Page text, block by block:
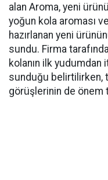
alan Aroma, yeni
yoğun kola aroması
hazırlanan yeni
sundu. Firma
kolanın ilk
sunduğu belirtilirken,
görüşlerinin de önem